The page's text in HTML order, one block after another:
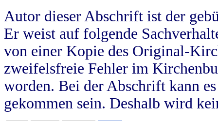
Autor dieser Abschrift ist der
Er weist auf folgende
von einer Kopie des Original-
zweifelsfreie Fehler im
worden. Bei der Abschrift kann
gekommen sein. Deshalb wird